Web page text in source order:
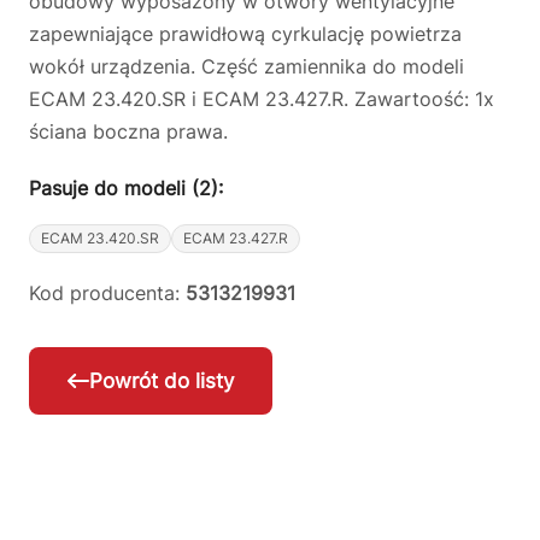
zapewniające prawidłową cyrkulację powietrza
wokół urządzenia. Część zamiennika do modeli
ECAM 23.420.SR i ECAM 23.427.R. Zawartoość: 1x
ściana boczna prawa.
Pasuje do modeli (2):
ECAM 23.420.SR ECAM 23.427.R
Kod producenta: 5313219931
Powrót do listy